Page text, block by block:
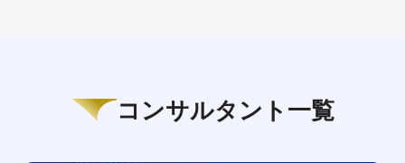
コンサルタント一覧